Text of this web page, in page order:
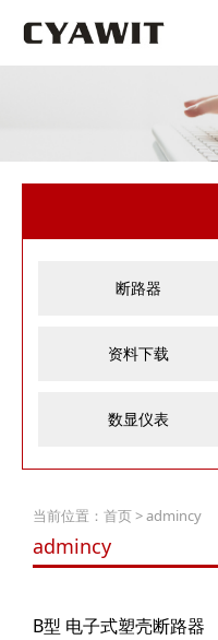
断路器
资料下载
数显仪表
当前位置： 首页> admincy
admincy
B型 电子式塑壳断路器